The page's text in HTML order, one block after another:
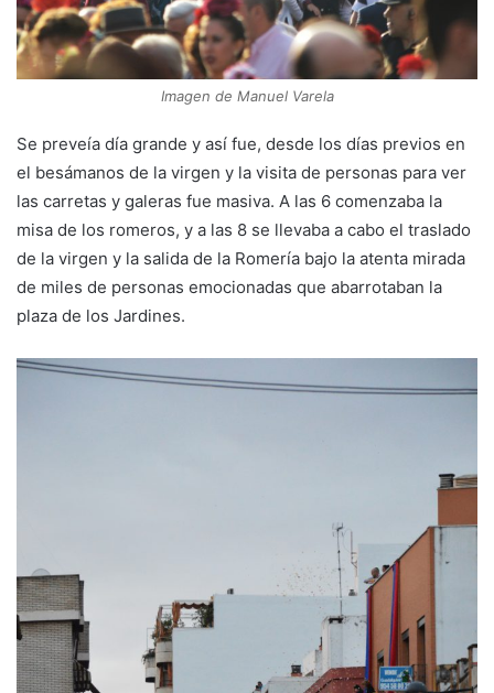
Imagen de Manuel Varela
Se preveía día grande y así fue, desde los días previos en
el besámanos de la virgen y la visita de personas para ver
las carretas y galeras fue masiva. A las 6 comenzaba la
misa de los romeros, y a las 8 se llevaba a cabo el traslado
de la virgen y la salida de la Romería bajo la atenta mirada
de miles de personas emocionadas que abarrotaban la
plaza de los Jardines.